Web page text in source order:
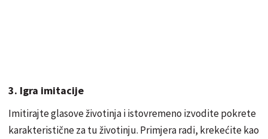
3. Igra imitacije
Imitirajte glasove životinja i istovremeno izvodite pokrete
karakteristične za tu životinju. Primjera radi, krekećite kao